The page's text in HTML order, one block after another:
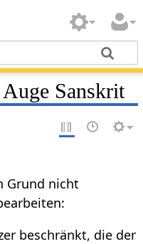
Sanskrit
Grund nicht
beschränkt, die der